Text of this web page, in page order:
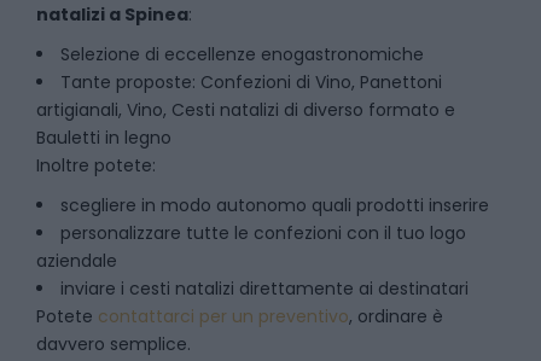
natalizi a Spinea:
Selezione di eccellenze enogastronomiche
Tante proposte: Confezioni di Vino, Panettoni
artigianali, Vino, Cesti natalizi di diverso formato e
Bauletti in legno
Inoltre potete:
scegliere in modo autonomo quali prodotti inserire
personalizzare tutte le confezioni con il tuo logo
aziendale
inviare i cesti natalizi direttamente ai destinatari
Potete contattarci per un preventivo, ordinare è
davvero semplice.